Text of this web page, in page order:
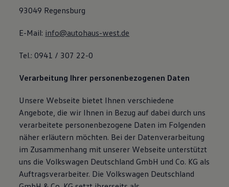
93049 Regensburg
E-Mail: info@autohaus-west.de
Tel.: 0941 / 307 22-0
Verarbeitung Ihrer personenbezogenen Daten
Unsere Webseite bietet Ihnen verschiedene
Angebote, die wir Ihnen in Bezug auf dabei durch uns
verarbeitete personenbezogene Daten im Folgenden
näher erläutern möchten. Bei der Datenverarbeitung
im Zusammenhang mit unserer Webseite unterstützt
uns die Volkswagen Deutschland GmbH und Co. KG als
Auftragsverarbeiter. Die Volkswagen Deutschland